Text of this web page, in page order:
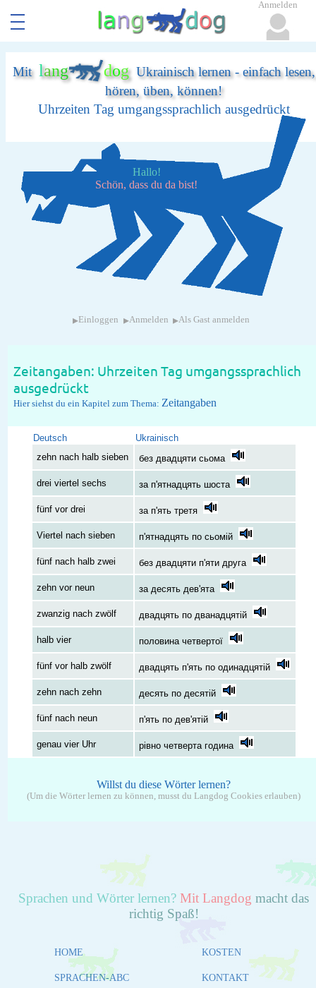
Mit lang dogUkrainisch lernen - einfach lesen,
hören, üben, können!
Uhrzeiten Tag umgangssprachlich ausgedrückt
Hallo!
Schön, dass du da bist!
▸ Einloggen ▸Anmelden ▸Als Gast anmelden
Zeitangaben: Uhrzeiten Tag umgangssprachlich
ausgedrückt
Hier siehst du ein Kapitel zum Thema: Zeitangaben
Deutsch
Ukrainisch
zehn nach halb sieben
без двадцяти сьома
drei viertel sechs за п'ятнадцять шоста
fünf vor drei за п'ять третя
Viertel nach sieben п'ятнадцять по сьомій
fünf nach halb zwei без двадцяти п'яти друга
zehn vor neun за десять дев'ята
zwanzig nach zwölf двадцять по дванадцятій
halb vier половина четвертої
fünf vor halb zwölf двадцять п'ять по одинадцятій
zehn nach zehn десять по десятій
fünf nach neun п'ять по дев'ятій
genau vier Uhr рівно четверта година
Willst du diese Wörter lernen?
(Um die Wörter lernen zu können, musst du Langdog Cookies erlauben)
Sprachen und Wörter lernen? Mit Langdog macht das
richtig Spaß!
HOME
SPRACHEN-ABC
KOSTEN
KONTAKT
Anmelden